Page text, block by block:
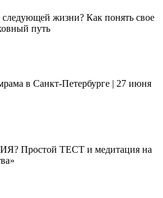
жизни? Как понять свое
путь
в Санкт-Петербурге | 27 июня
Простой ТЕСТ и медитация на